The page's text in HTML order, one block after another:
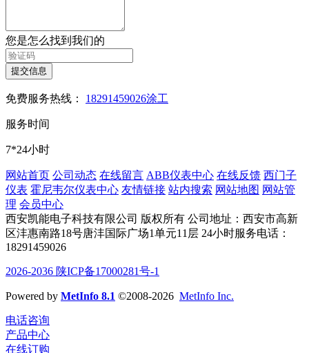
您是怎么找到我们的
提交信息
免费服务热线： 18291459026涂工
服务时间
7*24小时
网站首页 公司动态 在线留言 ABB仪表中心 在线反馈 西门子
仪表 霍尼韦尔仪表中心 友情链接 站内搜索 网站地图 网站管
理 会员中心
西安凯能电子科技有限公司 版权所有 公司地址：西安市高新
区沣惠南路18号唐沣国际广场1单元11层 24小时服务电话：
18291459026
2026-2036 陕ICP备17000281号-1
Powered by MetInfo 8.1 ©2008-2026 MetInfo Inc.
电话咨询
产品中心
在线订购